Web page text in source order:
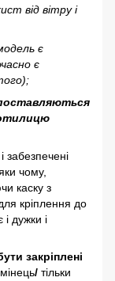
від вітру і
є
є
забезпечені
чому,
каску з
кріплення до
дужки і
закріплені
/ тільки